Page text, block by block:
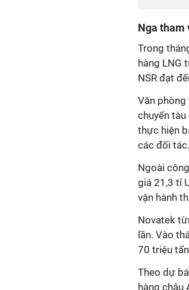
Nga tham
Trong
hàng LNG
NSR đạt
Văn
chuyến
thực hiện
các đối tác.
Ngoài
giá 21,3 tỉ
vận hành
Novatek
lần. Vào
70 triệu
Theo dự
hàng châu